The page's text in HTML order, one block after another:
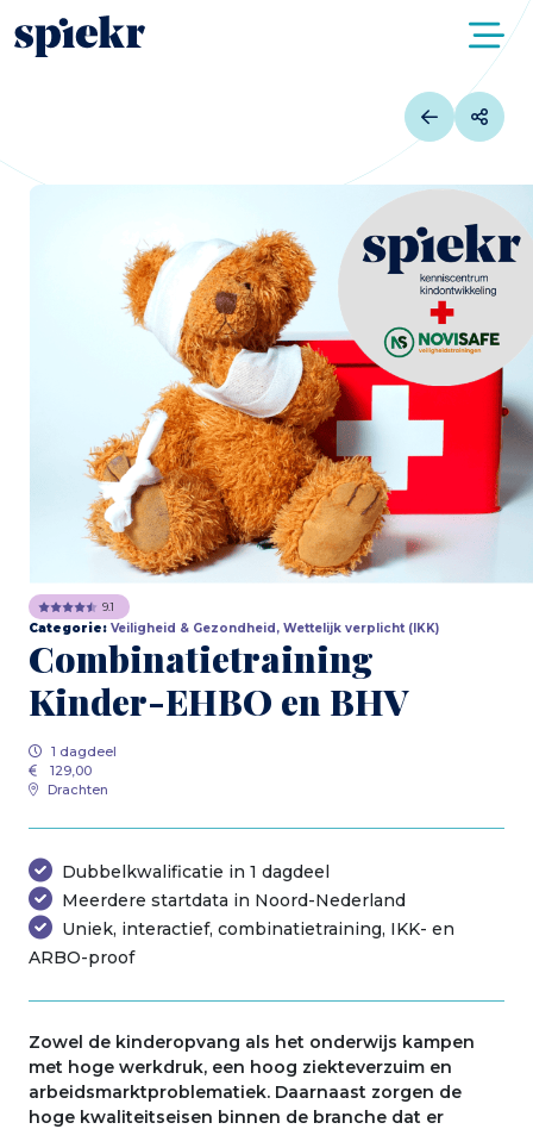
9.1
Categorie: Veiligheid & Gezondheid, Wettelijk verplicht (IKK)
Combinatietraining
Kinder-EHBO en BHV
1 dagdeel
129,00
Drachten
Dubbelkwalificatie in 1 dagdeel
Meerdere startdata in Noord-Nederland
Uniek, interactief, combinatietraining, IKK- en
ARBO-proof
Zowel de kinderopvang als het onderwijs kampen
met hoge werkdruk, een hoog ziekteverzuim en
arbeidsmarktproblematiek. Daarnaast zorgen de
hoge kwaliteitseisen binnen de branche dat er